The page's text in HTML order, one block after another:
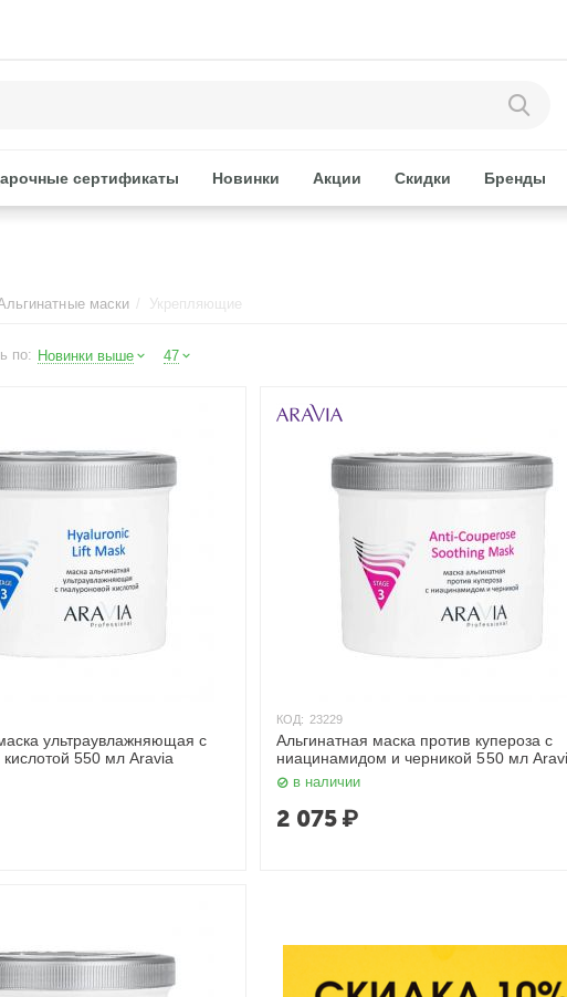
сертификаты Новинки Акции Скидки Бренды
маски / Укрепляющие
по: Новинки выше 47
ультраувлажняющая с
кислотой 550 мл Aravia
КОД: 23229
Альгинатная маска против купероза с
ниацинамидом и черникой 550 мл
в наличии
2 075 ₽